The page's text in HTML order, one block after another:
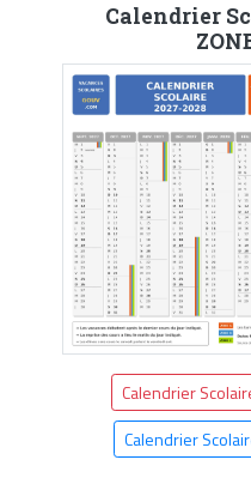
Calendrier
Calendrier
Calendrier